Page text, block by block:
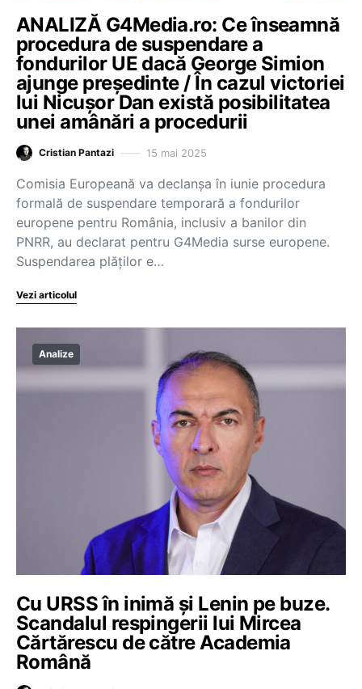
ANALIZĂ G4Media.ro: Ce înseamnă
procedura de suspendare a
fondurilor UE dacă George Simion
ajunge preşedinte / În cazul victoriei
lui Nicuşor Dan există posibilitatea
unei amânări a procedurii
Cristian Pantazi 15 mai 2025
Comisia Europeană va declanşa în iunie procedura
formală de suspendare temporară a fondurilor
europene pentru România, inclusiv a banilor din
PNRR, au declarat pentru G4Media surse europene.
Suspendarea plăţilor e…
Vezi articolul
Analize
Cu URSS în inimă și Lenin pe buze.
Scandalul respingerii lui Mircea
Cărtărescu de către Academia
Română